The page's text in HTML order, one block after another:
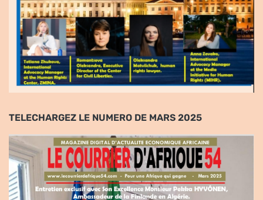
TELECHARGEZ LE NUMERO DE MARS 2025